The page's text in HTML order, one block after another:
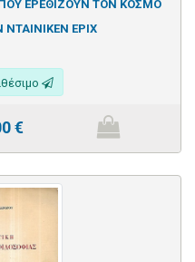
ΕΡΕΘΙΖΟΥΝ ΤΟΝ ΚΟΣΜΟ
ΕΡΙΧ
€